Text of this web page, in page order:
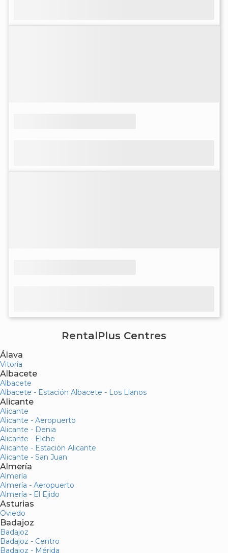
RentalPlus Centres
Álava
Vitoria
Albacete
Albacete
Albacete - Estación Albacete - Los Llanos
Alicante
Alicante
Alicante - Aeropuerto
Alicante - Denia
Alicante - Elche
Alicante - Estación Alicante
Alicante - San Juan
Almería
Almería
Almería - Aeropuerto
Almería - El Ejido
Asturias
Oviedo
Badajoz
Badajoz
Badajoz - Centro
Badajoz - Mérida